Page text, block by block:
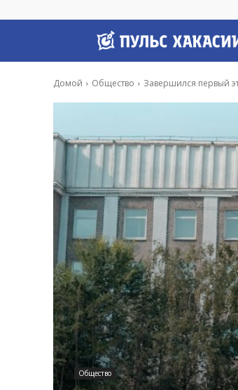
Домой Общество Завершился первый
Общество